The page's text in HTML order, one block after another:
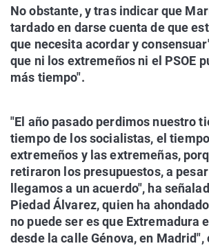
No obstante, y tras indicar que
tardado en darse cuenta de que
que necesita acordar y
que ni los extremeños ni el PSOE
más tiempo".
"El año pasado perdimos nuestro
tiempo de los socialistas, el
extremeños y las extremeñas,
retiraron los presupuestos, a
llegamos a un acuerdo", ha
Piedad Álvarez, quien ha
no puede ser es que Extremadura
desde la calle Génova, en